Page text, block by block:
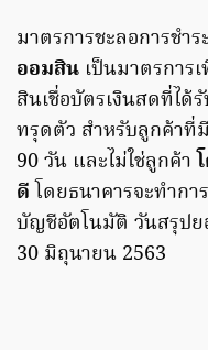
มาตรการชะลอการชำ
ออมสิน เป็นมาตรการ
สินเชื่อบัตรเงินสดที่ได้
ทรุดตัว สำหรับลูกค้าที่
90 วัน และไม่ใช่ลูกค้า
ดี โดยธนาคารจะทำก
บัญชีอัตโนมัติ วันสรุป
30 มิถุนายน 2563